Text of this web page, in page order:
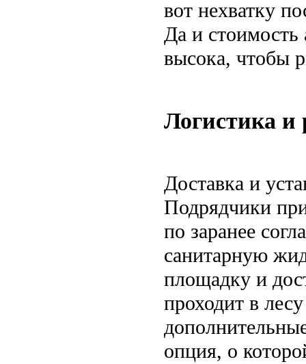
вот нехватку
Да и
высока, чтобы
Логистика и
Доставка и
Подрядчики
по заранее
санитарную
площадку и
проходит в
опция, о